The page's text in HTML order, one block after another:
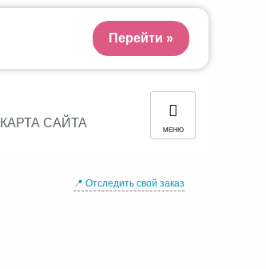
КАРТА САЙТА МЕНЮ
📍 Отследить свой заказ
Перейти »